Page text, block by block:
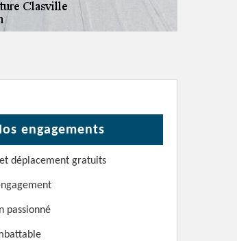
engagements
déplacement gratuits
passionné